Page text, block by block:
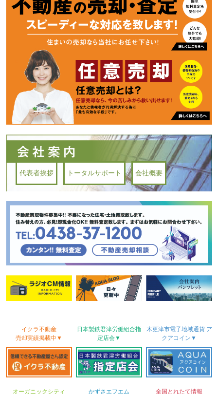
代表者挨拶 トータルサポート 会社概要
イクラ不動産
売却実績掲載中▼
日本製鉄君津労働組合指
定店会▼
木更津市電子地域通貨ア
クアコイン▼
オーガニックシティ かずさ エフエム 全国とれたて情報